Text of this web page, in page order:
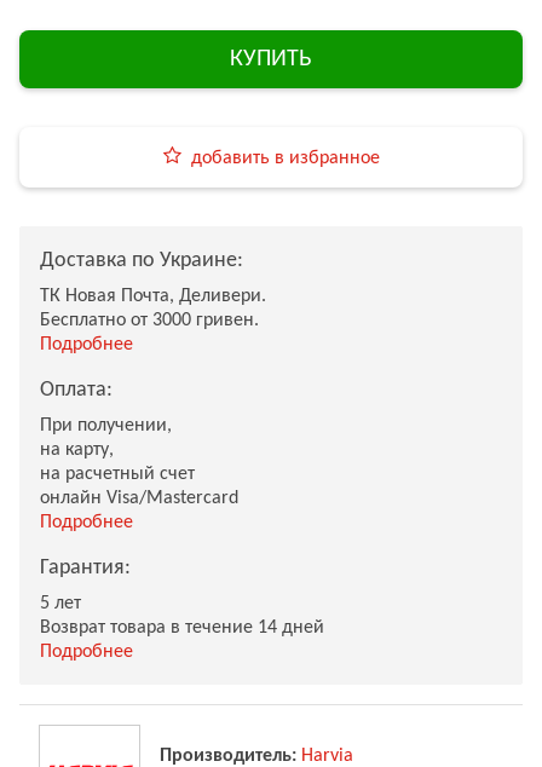
КУПИТЬ
добавить в избранное
Доставка по Украине:
ТК Новая Почта, Деливери.
Бесплатно от 3000 гривен.
Подробнее
Оплата:
При получении,
на карту,
на расчетный счет
онлайн Visa/Mastercard
Подробнее
Гарантия:
5 лет
Возврат товара в течение 14 дней
Подробнее
Производитель: Harvia